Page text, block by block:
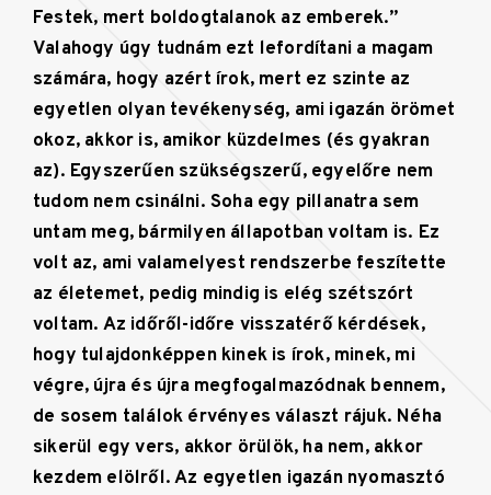
Festek, mert boldogtalanok az emberek.”
Valahogy úgy tudnám ezt lefordítani a magam
számára, hogy azért írok, mert ez szinte az
egyetlen olyan tevékenység, ami igazán örömet
okoz, akkor is, amikor küzdelmes (és gyakran
az). Egyszerűen szükségszerű, egyelőre nem
tudom nem csinálni. Soha egy pillanatra sem
untam meg, bármilyen állapotban voltam is. Ez
volt az, ami valamelyest rendszerbe feszítette
az életemet, pedig mindig is elég szétszórt
voltam. Az időről-időre visszatérő kérdések,
hogy tulajdonképpen kinek is írok, minek, mi
végre, újra és újra megfogalmazódnak bennem,
de sosem találok érvényes választ rájuk. Néha
sikerül egy vers, akkor örülök, ha nem, akkor
kezdem elölről. Az egyetlen igazán nyomasztó